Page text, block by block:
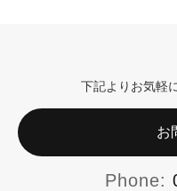
下記よりお気軽
お
Phone: